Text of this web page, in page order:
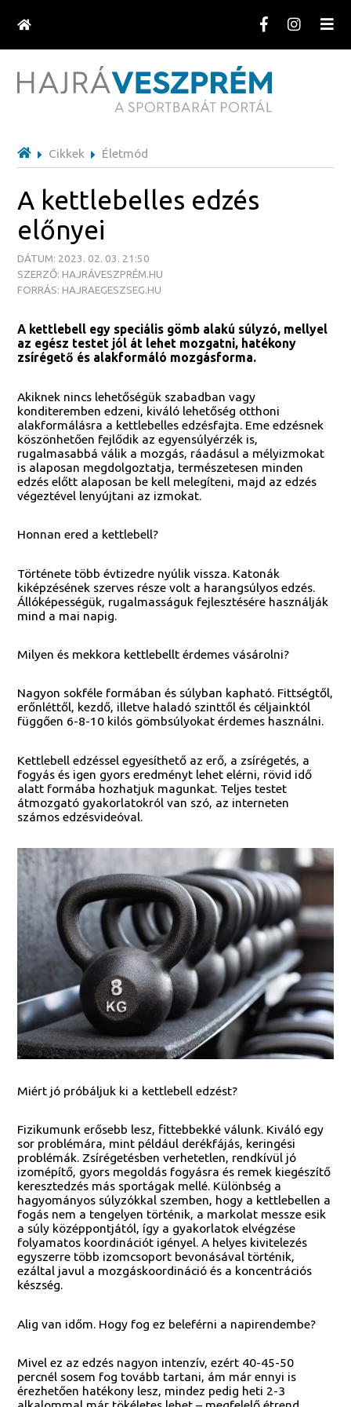
Cikkek Életmód
A kettlebelles edzés
előnyei
DÁTUM: 2023. 02. 03. 21:50
SZERZŐ: HAJRÁVESZPRÉM.HU
FORRÁS: HAJRAEGESZSEG.HU
A kettlebell egy speciális gömb alakú súlyzó, mellyel
az egész testet jól át lehet mozgatni, hatékony
zsírégető és alakformáló mozgásforma.
Akiknek nincs lehetőségük szabadban vagy
konditeremben edzeni, kiváló lehetőség otthoni
alakformálásra a kettlebelles edzésfajta. Eme edzésnek
köszönhetően fejlődik az egyensúlyérzék is,
rugalmasabbá válik a mozgás, ráadásul a mélyizmokat
is alaposan megdolgoztatja, természetesen minden
edzés előtt alaposan be kell melegíteni, majd az edzés
végeztével lenyújtani az izmokat.
Honnan ered a kettlebell?
Története több évtizedre nyúlik vissza. Katonák
kiképzésének szerves része volt a harangsúlyos edzés.
Állóképességük, rugalmasságuk fejlesztésére használják
mind a mai napig.
Milyen és mekkora kettlebellt érdemes vásárolni?
Nagyon sokféle formában és súlyban kapható. Fittségtől,
erőnléttől, kezdő, illetve haladó szinttől és céljainktól
függően 6-8-10 kilós gömbsúlyokat érdemes használni.
Kettlebell edzéssel egyesíthető az erő, a zsírégetés, a
fogyás és igen gyors eredményt lehet elérni, rövid idő
alatt formába hozhatjuk magunkat. Teljes testet
átmozgató gyakorlatokról van szó, az interneten
számos edzésvideóval.
Miért jó próbáljuk ki a kettlebell edzést?
Fizikumunk erősebb lesz, fittebbekké válunk. Kiváló egy
sor problémára, mint például derékfájás, keringési
problémák. Zsírégetésben verhetetlen, rendkívül jó
izomépítő, gyors megoldás fogyásra és remek kiegészítő
keresztedzés más sportágak mellé. Különbség a
hagyományos súlyzókkal szemben, hogy a kettlebellen a
fogás nem a tengelyen történik, a markolat messze esik
a súly középpontjától, így a gyakorlatok elvégzése
folyamatos koordinációt igényel. A helyes kivitelezés
egyszerre több izomcsoport bevonásával történik,
ezáltal javul a mozgáskoordináció és a koncentrációs
készség.
Alig van időm. Hogy fog ez beleférni a napirendembe?
Mivel ez az edzés nagyon intenzív, ezért 40-45-50
percnél sosem fog tovább tartani, ám már ennyi is
érezhetően hatékony lesz, mindez pedig heti 2-3